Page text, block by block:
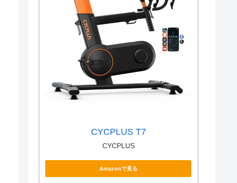
CYCPLUS T7
CYCPLUS
Amazonで見る